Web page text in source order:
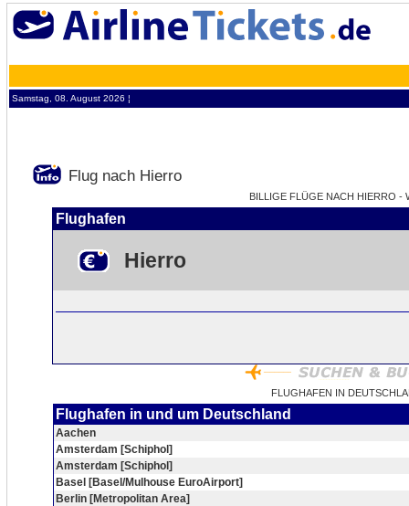
Samstag, 08. August 2026 ¦
Flug nach Hierro
BILLIGE FLÜGE NACH HIERRO -
Flughafen
Hierro
FLUGHAFEN IN
Flughafen in und um Deutschland
Aachen
Amsterdam [Schiphol]
Amsterdam [Schiphol]
Basel [Basel/Mulhouse EuroAirport]
Berlin [Metropolitan Area]